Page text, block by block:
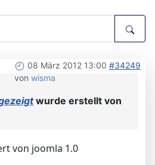
08 März 2012 13:00 #34249
von wisma
wurde erstellt von
von joomla 1.0